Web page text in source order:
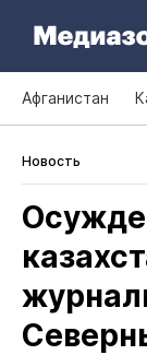
Афганистан
Новость